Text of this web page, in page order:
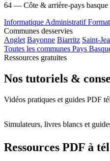
64 — Côte & arrière-pays basque
Informatique Administratif
Communes desservies
Anglet Bayonne Biarritz Saint-
Toutes les communes Pays
Ressources gratuites
Nos tutoriels &
Vidéos pratiques et guides PDF
Simulateurs, livres blancs et
Ressources PDF à